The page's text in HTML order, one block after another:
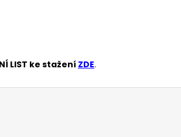
LIST ke stažení ZDE.